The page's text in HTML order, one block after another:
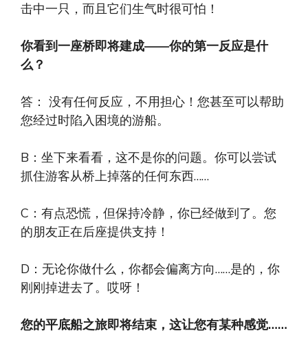
击中一只，而且它们生气时很可怕！
你看到一座桥即将建成——你的第一反应是什
么？
答： 没有任何反应，不用担心！您甚至可以帮助
您经过时陷入困境的游船。
B：坐下来看看，这不是你的问题。你可以尝试
抓住游客从桥上掉落的任何东西……
C：有点恐慌，但保持冷静，你已经做到了。您
的朋友正在后座提供支持！
D：无论你做什么，你都会偏离方向……是的，你
刚刚掉进去了。哎呀！
您的平底船之旅即将结束，这让您有某种感觉……